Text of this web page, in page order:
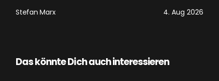
Stefan Marx 4. Aug 2026
Das könnte Dich auch interessieren